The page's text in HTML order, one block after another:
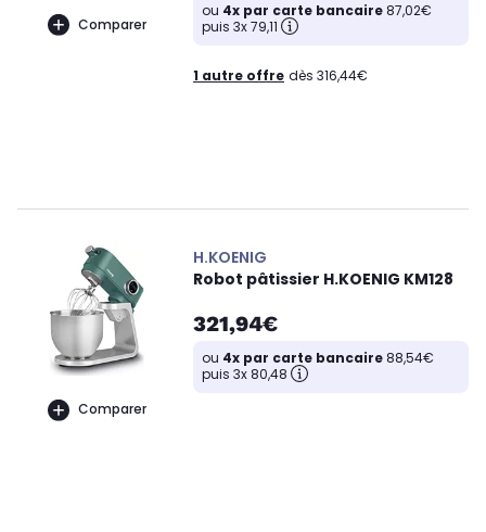
Comparer
ou 4x par carte bancaire87,02€
puis 3x 79,11
1 autre offre dès 316,44€
Comparer
H.KOENIG
Robot pâtissier H.KOENIG KM128
321,94€
ou 4x par carte bancaire88,54€
puis 3x 80,48